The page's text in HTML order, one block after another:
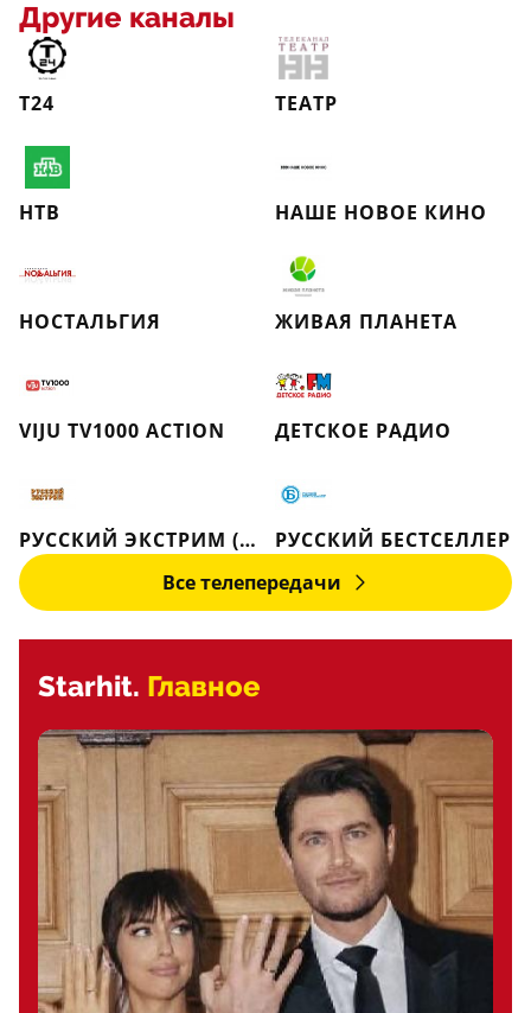
Другие каналы
Т24 ТЕАТР
НТВ НАШЕ НОВОЕ КИНО
НОСТАЛЬГИЯ ЖИВАЯ ПЛАНЕТА
VIJU TV1000 ACTION ДЕТСКОЕ РАДИО
РУССКИЙ ЭКСТРИМ (РЕТРО)
РУССКИЙ БЕСТСЕЛЛЕР
Все телепередачи
Starhit. Главное